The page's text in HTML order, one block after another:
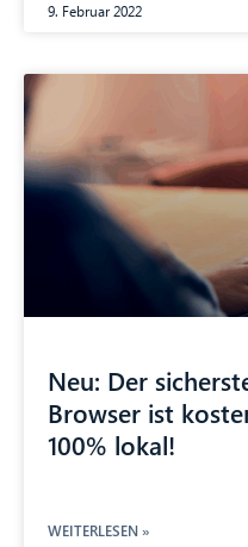
9. Februar 2022
Neu: Der
Browser ist
100% lokal!
WEITERLESEN »